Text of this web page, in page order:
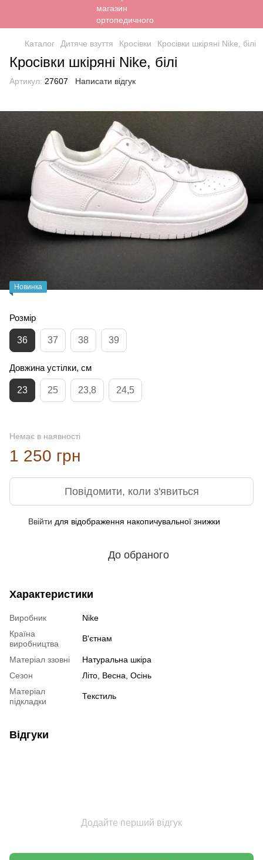
Каталог Дитяче взуття Кросівки Кросівки шкіряні Nike, білі
Кросівки шкіряні Nike, білі
Артикул: 27607 Написати відгук
Новинка
Розмір
36 37 38 39
Довжина устілки, см
23 25 23,8 24,5
Немає в наявності
1 250 грн
Повідомити, коли з'явиться
Ввійти для відображення накопичувальної знижки
До обраного
Характеристики
Виробник
Nike
Країна
виробництва
В'єтнам
Матеріал ззовні
Натуральна шкіра
Сезон
Літо, Весна, Осінь
Матеріал
підкладки
Текстиль
Відгуки
Додайте перший відгук